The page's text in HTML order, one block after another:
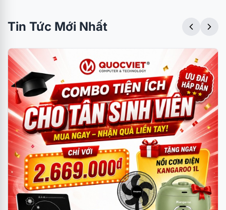
Tin Tức Mới Nhất